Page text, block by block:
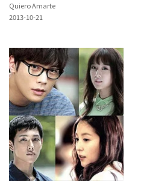
Quiero Amarte
2013-10-21